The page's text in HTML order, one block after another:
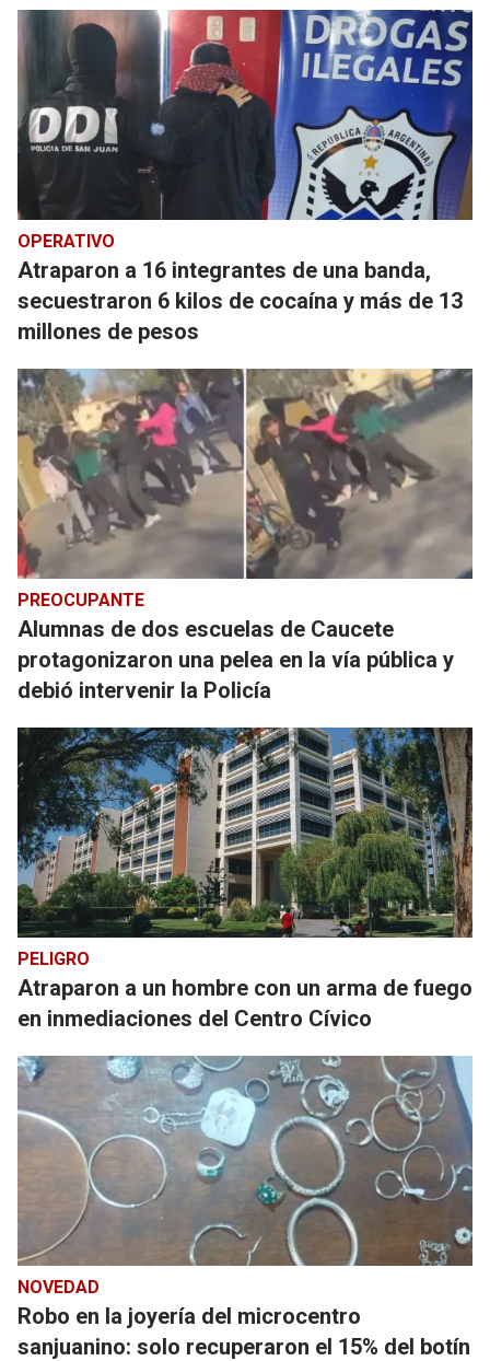
OPERATIVO
Atraparon a 16 integrantes de una banda,
secuestraron 6 kilos de cocaína y más de 13
millones de pesos
PREOCUPANTE
Alumnas de dos escuelas de Caucete
protagonizaron una pelea en la vía pública y
debió intervenir la Policía
PELIGRO
Atraparon a un hombre con un arma de fuego
en inmediaciones del Centro Cívico
NOVEDAD
Robo en la joyería del microcentro
sanjuanino: solo recuperaron el 15% del botín